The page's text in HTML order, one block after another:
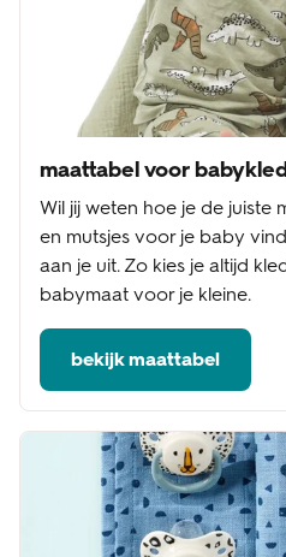
maattabel voor
Wil jij weten hoe je de juiste
en mutsjes voor je baby
aan je uit. Zo kies je altijd
babymaat voor je kleine.
bekijk maattabel